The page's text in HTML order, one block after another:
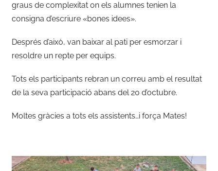
graus de complexitat on els alumnes tenien la
consigna d’escriure «bones idees».
Després d’això, van baixar al pati per esmorzar i
resoldre un repte per equips.
Tots els participants rebran un correu amb el resultat
de la seva participació abans del 20 d’octubre.
Moltes gràcies a tots els assistents…i força Mates!